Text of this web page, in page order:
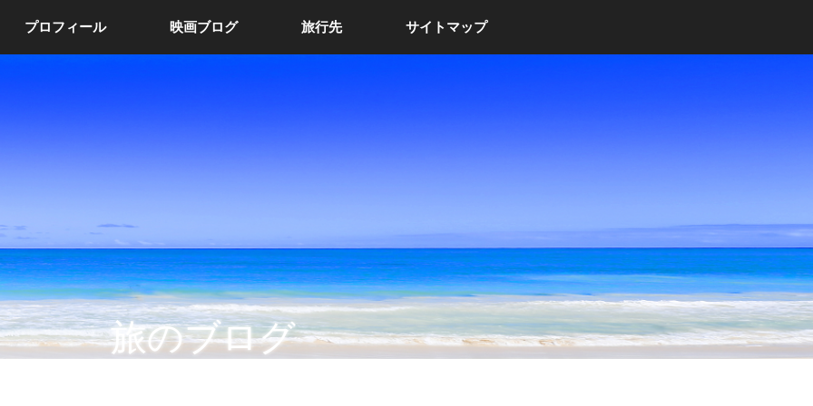
プロフィール 映画ブログ 旅行先 サイトマップ
旅のブログ